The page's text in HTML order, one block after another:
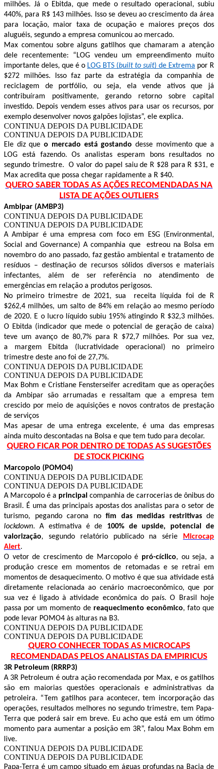
milhões.Já o Ebitda, que mede o resultado operacional, subiu
440%, para R$ 143 milhões. Isso se deveu ao crescimento da área
para locação, maior taxa de ocupação e maiores preços dos
aluguéis, segundo a empresa comunicou ao mercado.
Max comentou sobre alguns gatilhos que chamaram a atenção
dele recentemente: “LOG vendeu um empreendimento muito
importante deles, que é o LOG BTS (built to suit) de Extrema por R
$272 milhões. Isso faz parte da estratégia da companhia de
reciclagem de portfólio, ou seja, ela vende ativos que já
contribuíram positivamente, gerando retorno sobre capital
investido. Depois vendem esses ativos para usar os recursos, por
exemplo desenvolver novos galpões lojistas”, ele explica.
CONTINUA DEPOIS DA PUBLICIDADE
CONTINUA DEPOIS DA PUBLICIDADE
Ele diz queo mercado está gostando desse movimento que a
LOG está fazendo. Os analistas esperam bons resultados no
segundo trimestre. O valor do papel saiu de R $28 para R $31, e
Max acredita que possa chegar rapidamente a R $40.
QUERO SABER TODAS AS AÇÕES RECOMENDADAS NA
LISTA DE AÇÕES OUTLIERS
Ambipar (AMBP3)
CONTINUA DEPOIS DA PUBLICIDADE
CONTINUA DEPOIS DA PUBLICIDADE
A Ambipar é uma empresa com foco em ESG (Environmental,
Social and Governance) A companhia que estreou na Bolsa em
novembro do ano passado, faz gestão ambiental e tratamento de
resíduos – destinação de recursos sólidos diversos e materiais
infectantes, além de ser referência no atendimento de
emergências em relação a produtos perigosos.
No primeiro trimestre de 2021, sua receita líquida foi de R
$262,4 milhões, um salto de 84% em relação ao mesmo período
de 2020. E o lucro líquido subiu 195% atingindo R $32,3 milhões.
O Ebitda (indicador que mede o potencial de geração de caixa)
teve um avanço de 80,7% para R $72,7 milhões. Por sua vez,
a margem Ebitda (lucratividade operacional) no primeiro
trimestre deste ano foi de 27,7%.
CONTINUA DEPOIS DA PUBLICIDADE
CONTINUA DEPOIS DA PUBLICIDADE
Max Bohm e Cristiane Fensterseifer acreditam que as operações
da Ambipar são arrumadas e ressaltam que a empresa tem
crescido por meio de aquisições e novos contratos de prestação
de serviços
Mas apesar de uma entrega excelente, é uma das empresas
ainda muito descontadas na Bolsa e que tem tudo para decolar.
QUERO FICAR POR DENTRO DE TODAS AS SUGESTÕES
DE STOCK PICKING
Marcopolo (POMO4)
CONTINUA DEPOIS DA PUBLICIDADE
CONTINUA DEPOIS DA PUBLICIDADE
A Marcopolo é a principal companhia de carrocerias de ônibus do
Brasil. É uma das principais apostas dos analistas para o setor de
turismo, pegando carona no fim das medidas restritivasde
lockdown. A estimativa é de 100% de upside, potencial de
valorização, segundo relatório publicado na série
Microcap
Alert.
O vetor de crescimento de Marcopolo é pró-cíclico, ou seja, a
produção cresce em momentos de retomadas e se retrai em
momentos de desaquecimento. O motivo é que sua atividade está
diretamente relacionada ao cenário macroeconômico, que por
sua vez é ligado à atividade econômica do país. O Brasil hoje
passa por um momento de reaquecimento econômico, fato que
pode levar POMO4 às alturas na B3.
CONTINUA DEPOIS DA PUBLICIDADE
CONTINUA DEPOIS DA PUBLICIDADE
QUERO CONHECER TODAS AS MICROCAPS
RECOMENDADAS PELOS ANALISTAS DA EMPIRICUS
3R Petroleum (RRRP3)
A 3R Petroleum é outra ação recomendada por Max, e os gatilhos
são em maiorias questões operacionais e administrativas da
petroleira. “Tem gatilhos para acontecer, tem incorporação das
operações, resultados melhores no segundo trimestre, tem Papa-
Terra que poderá sair em breve. Eu acho que está em um ótimo
momento para aumentar a posição em 3R”, falou Max Bohm em
live.
CONTINUA DEPOIS DA PUBLICIDADE
CONTINUA DEPOIS DA PUBLICIDADE
Papa-Terra é um campo situado em águas profundas na Bacia de